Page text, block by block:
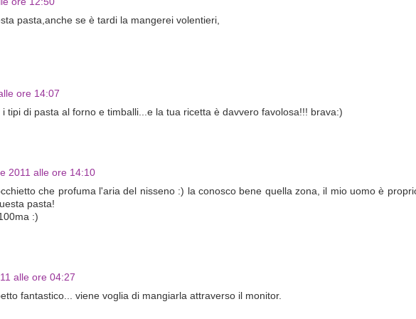
pasta,anche se è tardi la mangerei volentieri,
ore 14:07
tipi di pasta al forno e timballi...e la tua ricetta è davvero favolosa!!! brava:)
2011 alle ore 14:10
che profuma l'aria del nisseno :) la conosco bene quella zona, il mio uomo è
pasta!
:)
alle ore 04:27
fantastico... viene voglia di mangiarla attraverso il monitor.